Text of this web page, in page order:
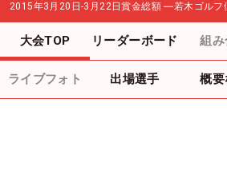
2015年3月20日-3月22日賞金総額 ―若木ゴルフ
大会TOP リーダーボード 組み
ライブフォト 出場選手 概